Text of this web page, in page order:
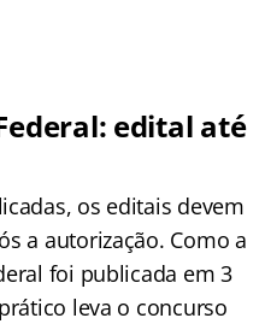
edital até
os editais devem
a autorização. Como a
foi publicada em 3
leva o concurso